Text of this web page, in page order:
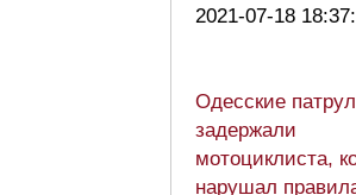
2021-07-18
Одесские
задержали
мотоциклиста,
нарушал